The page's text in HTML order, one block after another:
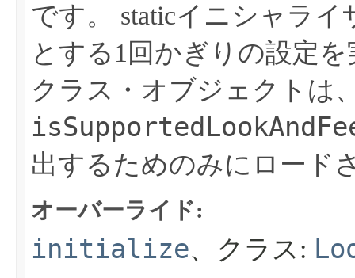
です。
staticイニシャラ
とする1回かぎりの設定
クラス・オブジェクトは
出するためのみにロード
オーバーライド:
initialize、クラス: